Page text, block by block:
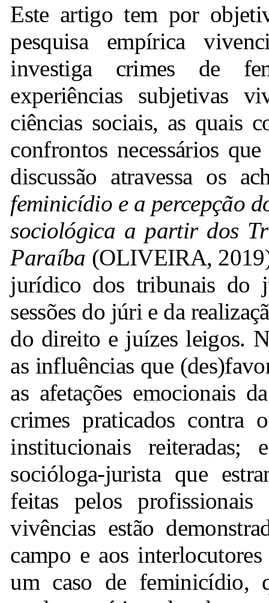
Este artigo tem por
pesquisa empírica
investiga crimes de
experiências subjetivas
ciências sociais, as quais
confrontos necessários
discussão atravessa os
feminicídio e a percepção
sociológica a partir dos
Paraíba (OLIVEIRA,
jurídico dos tribunais do
sessões do júri e da
do direito e juízes leigos.
as influências que
as afetações emocionais
crimes praticados contra
institucionais reiteradas;
socióloga-jurista que
feitas pelos
vivências estão
campo e aos
um caso de feminicídio,